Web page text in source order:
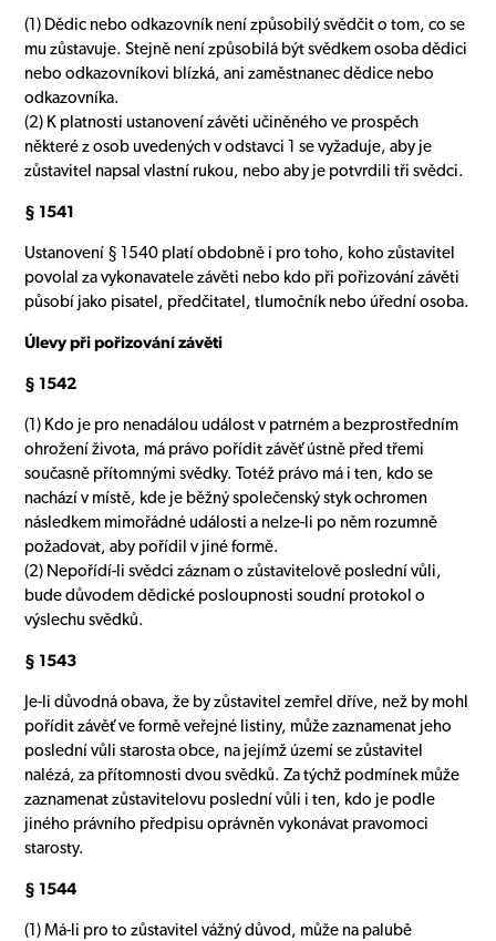
(1) Dědic nebo odkazovník není způsobilý svědčit o tom, co se
mu zůstavuje. Stejně není způsobilá být svědkem osoba dědici
nebo odkazovníkovi blízká, ani zaměstnanec dědice nebo
odkazovníka.
(2) K platnosti ustanovení závěti učiněného ve prospěch
některé z osob uvedených v odstavci 1 se vyžaduje, aby je
zůstavitel napsal vlastní rukou, nebo aby je potvrdili tři svědci.
§ 1541
Ustanovení § 1540 platí obdobně i pro toho, koho zůstavitel
povolal za vykonavatele závěti nebo kdo při pořizování závěti
působí jako pisatel, předčitatel, tlumočník nebo úřední osoba.
Úlevy při pořizování závěti
§ 1542
(1) Kdo je pro nenadálou událost v patrném a bezprostředním
ohrožení života, má právo pořídit závěť ústně před třemi
současně přítomnými svědky. Totéž právo má i ten, kdo se
nachází v místě, kde je běžný společenský styk ochromen
následkem mimořádné události a nelze-li po něm rozumně
požadovat, aby pořídil v jiné formě.
(2) Nepořídí-li svědci záznam o zůstavitelově poslední vůli,
bude důvodem dědické posloupnosti soudní protokol o
výslechu svědků.
§ 1543
Je-li důvodná obava, že by zůstavitel zemřel dříve, než by mohl
pořídit závěť ve formě veřejné listiny, může zaznamenat jeho
poslední vůli starosta obce, na jejímž území se zůstavitel
nalézá, za přítomnosti dvou svědků. Za týchž podmínek může
zaznamenat zůstavitelovu poslední vůli i ten, kdo je podle
jiného právního předpisu oprávněn vykonávat pravomoci
starosty.
§ 1544
(1) Má-li pro to zůstavitel vážný důvod, může na palubě